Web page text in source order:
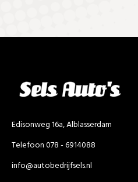
Edisonweg 16a, Alblasserdam
Telefoon 078 - 6914088
info@autobedrijfsels.nl